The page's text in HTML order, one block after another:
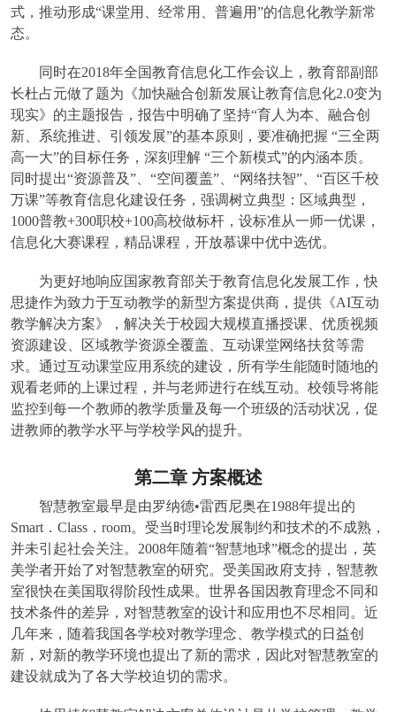
式，推动形成“课堂用、经常用、普遍用”的信息化教学新常
态。
同时在2018年全国教育信息化工作会议上，教育部副部
长杜占元做了题为《加快融合创新发展让教育信息化2.0变为
现实》的主题报告，报告中明确了坚持“育人为本、融合创
新、系统推进、引领发展”的基本原则，要准确把握 “三全两
高一大”的目标任务，深刻理解 “三个新模式”的内涵本质。
同时提出“资源普及”、“空间覆盖”、“网络扶智”、“百区千校
万课”等教育信息化建设任务，强调树立典型：区域典型，
1000普教+300职校+100高校做标杆，设标准从一师一优课，
信息化大赛课程，精品课程，开放慕课中优中选优。
为更好地响应国家教育部关于教育信息化发展工作，快
思捷作为致力于互动教学的新型方案提供商，提供《AI互动
教学解决方案》，解决关于校园大规模直播授课、优质视频
资源建设、区域教学资源全覆盖、互动课堂网络扶贫等需
求。通过互动课堂应用系统的建设，所有学生能随时随地的
观看老师的上课过程，并与老师进行在线互动。校领导将能
监控到每一个教师的教学质量及每一个班级的活动状况，促
进教师的教学水平与学校学风的提升。
第二章 方案概述
智慧教室最早是由罗纳德•雷西尼奥在1988年提出的
Smart．Class．room。受当时理论发展制约和技术的不成熟，
并未引起社会关注。2008年随着“智慧地球”概念的提出，英
美学者开始了对智慧教室的研究。受美国政府支持，智慧教
室很快在美国取得阶段性成果。世界各国因教育理念不同和
技术条件的差异，对智慧教室的设计和应用也不尽相同。近
几年来，随着我国各学校对教学理念、教学模式的日益创
新，对新的教学环境也提出了新的需求，因此对智慧教室的
建设就成为了各大学校迫切的需求。